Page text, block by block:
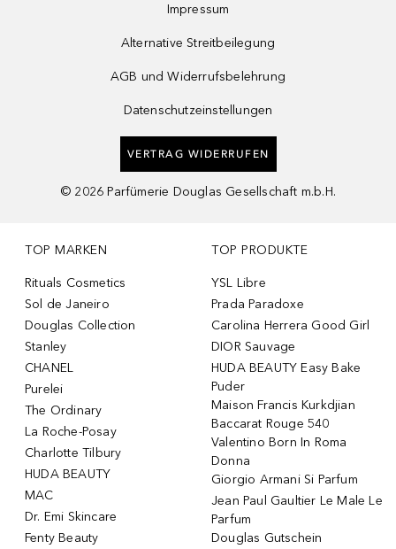
Impressum
Alternative Streitbeilegung
AGB und Widerrufsbelehrung
Datenschutzeinstellungen
VERTRAG WIDERRUFEN
© 2026 Parfümerie Douglas Gesellschaft m.b.H.
TOP MARKEN
Rituals Cosmetics
Sol de Janeiro
Douglas Collection
Stanley
CHANEL
Purelei
The Ordinary
La Roche-Posay
Charlotte Tilbury
HUDA BEAUTY
MAC
Dr. Emi Skincare
Fenty Beauty
TOP PRODUKTE
YSL Libre
Prada Paradoxe
Carolina Herrera Good Girl
DIOR Sauvage
HUDA BEAUTY Easy Bake
Puder
Maison Francis Kurkdjian
Baccarat Rouge 540
Valentino Born In Roma
Donna
Giorgio Armani Si Parfum
Jean Paul Gaultier Le Male Le
Parfum
Douglas Gutschein